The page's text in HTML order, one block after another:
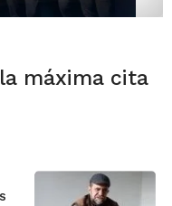
máxima cita